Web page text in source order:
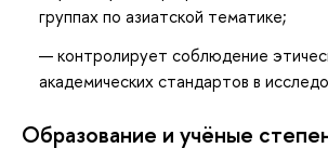
группах по азиатской тематике;
контролирует соблюдение
академических стандартов в
Oбразование и учёные